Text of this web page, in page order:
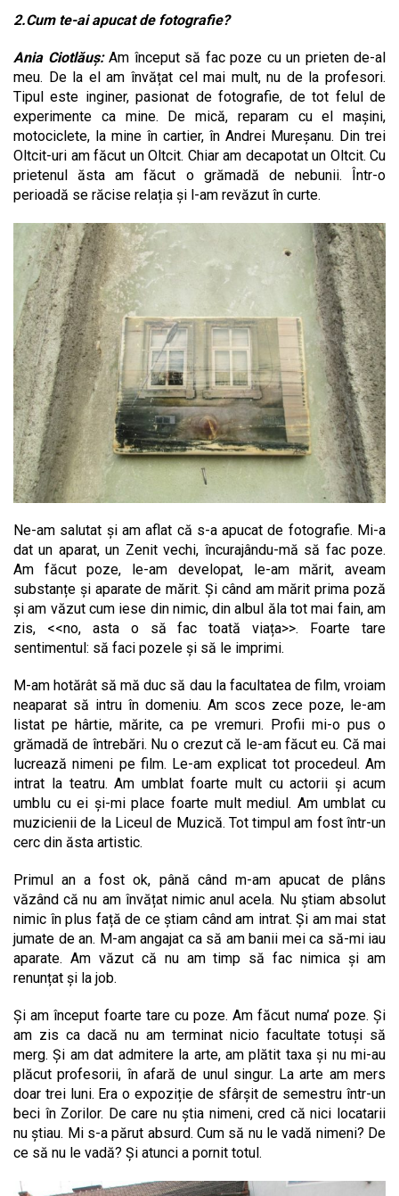
2.Cum te-ai apucat de fotografie?
Ania Ciotlăuș: Am început să fac poze cu un prieten de-al
meu. De la el am învățat cel mai mult, nu de la profesori.
Tipul este inginer, pasionat de fotografie, de tot felul de
experimente ca mine. De mică, reparam cu el mașini,
motociclete, la mine în cartier, în Andrei Mureșanu. Din trei
Oltcit-uri am făcut un Oltcit. Chiar am decapotat un Oltcit. Cu
prietenul ăsta am făcut o grămadă de nebunii. Într-o
perioadă se răcise relația și l-am revăzut în curte.
Ne-am salutat și am aflat că s-a apucat de fotografie. Mi-a
dat un aparat, un Zenit vechi, încurajându-mă să fac poze.
Am făcut poze, le-am developat, le-am mărit, aveam
substanțe și aparate de mărit. Și când am mărit prima poză
și am văzut cum iese din nimic, din albul ăla tot mai fain, am
zis, <<no, asta o să fac toată viața>>. Foarte tare
sentimentul: să faci pozele și să le imprimi.
M-am hotărât să mă duc să dau la facultatea de film, vroiam
neaparat să intru în domeniu. Am scos zece poze, le-am
listat pe hârtie, mărite, ca pe vremuri. Profii mi-o pus o
grămadă de întrebări. Nu o crezut că le-am făcut eu. Că mai
lucrează nimeni pe film. Le-am explicat tot procedeul. Am
intrat la teatru. Am umblat foarte mult cu actorii și acum
umblu cu ei și-mi place foarte mult mediul. Am umblat cu
muzicienii de la Liceul de Muzică. Tot timpul am fost într-un
cerc din ăsta artistic.
Primul an a fost ok, până când m-am apucat de plâns
văzând că nu am învățat nimic anul acela. Nu știam absolut
nimic în plus față de ce știam când am intrat. Și am mai stat
jumate de an. M-am angajat ca să am banii mei ca să-mi iau
aparate. Am văzut că nu am timp să fac nimica și am
renunțat și la job.
Și am început foarte tare cu poze. Am făcut numa’ poze. Și
am zis ca dacă nu am terminat nicio facultate totuși să
merg. Și am dat admitere la arte, am plătit taxa și nu mi-au
plăcut profesorii, în afară de unul singur. La arte am mers
doar trei luni. Era o expoziție de sfârșit de semestru într-un
beci în Zorilor. De care nu știa nimeni, cred că nici locatarii
nu știau. Mi s-a părut absurd. Cum să nu le vadă nimeni? De
ce să nu le vadă? Și atunci a pornit totul.